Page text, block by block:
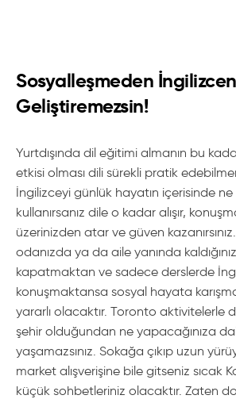
Sosyalleşmeden
Geliştiremezsin!
Yurtdışında dil eğitimi almanın bu
etkisi olması dili sürekli pratik
İngilizceyi günlük hayatın içerisinde
kullanırsanız dile o kadar alışır,
üzerinizden atar ve güven
odanızda ya da aile yanında
kapatmaktan ve sadece derslerde
konuşmaktansa sosyal hayata
yararlı olacaktır. Toronto aktivitelerle
şehir olduğundan ne yapacağınıza dair
yaşamazsınız. Sokağa çıkıp uzun
market alışverişine bile gitseniz sıcak
küçük sohbetleriniz olacaktır. Zaten